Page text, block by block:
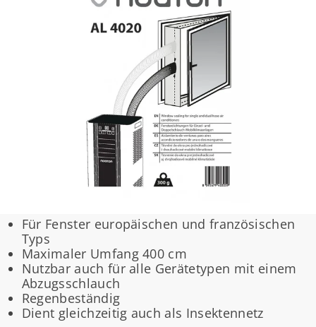
Für Fenster europäischen und französischen
Typs
Maximaler Umfang 400 cm
Nutzbar auch für alle Gerätetypen mit einem
Abzugsschlauch
Regenbeständig
Dient gleichzeitig auch als Insektennetz